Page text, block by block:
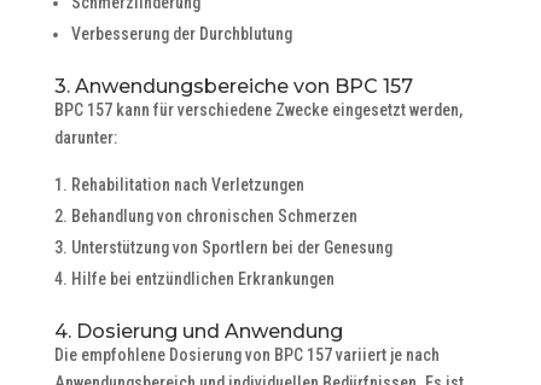
Verbesserung der Durchblutung
3. Anwendungsbereiche von BPC 157
BPC 157 kann für verschiedene Zwecke eingesetzt werden,
darunter:
Rehabilitation nach Verletzungen
Behandlung von chronischen Schmerzen
Unterstützung von Sportlern bei der Genesung
Hilfe bei entzündlichen Erkrankungen
4. Dosierung und Anwendung
Die empfohlene Dosierung von BPC 157 variiert je nach